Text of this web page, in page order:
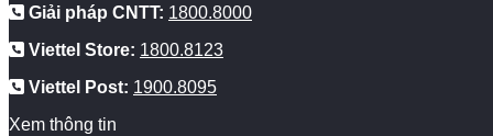
Giải pháp CNTT: 1800.8000
Viettel Store: 1800.8123
Viettel Post: 1900.8095
Xem thông tin